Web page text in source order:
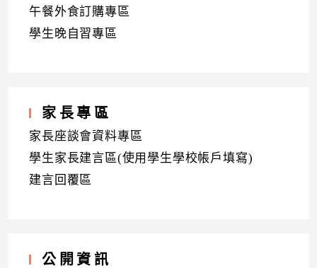
午餐外食訂購專區
學生晚自習專區
家長專區
家長座談會資料專區
學生家長建言區(使用學生學校帳戶填寫)
建言回覆區
公開資訊